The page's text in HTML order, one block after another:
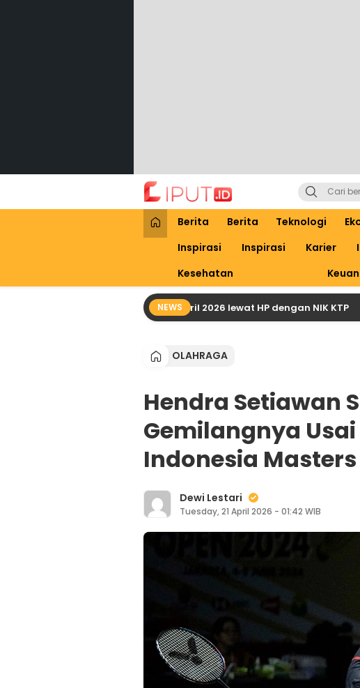
Liput
Liputan Digital
Berita Berita Teknologi
Inspirasi
Inspirasi Karier
Kesehatan
NEWS
Praktis Cek Bansos PKH April 2026 lewat HP dengan NIK KTP
OLAHRAGA
Hendra Setiawan
Gemilangnya
Indonesia Masters
Dewi Lestari
Tuesday, 21 April 2026 - 01:42 WIB